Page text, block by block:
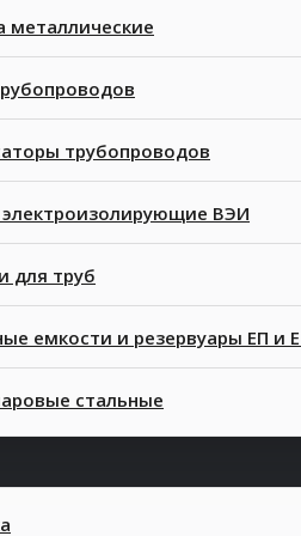
металлические
трубопроводов
электроизолирующие ВЭИ
для труб
емкости и резервуары ЕП и
стальные